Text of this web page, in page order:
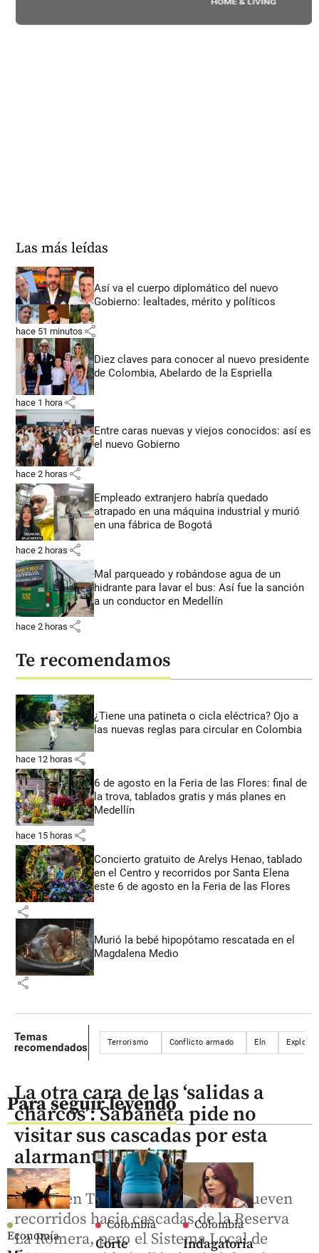
Las más leídas
Así va el cuerpo diplomático del nuevo
Gobierno: lealtades, mérito y políticos
hace 51 minutos share
Diez claves para conocer al nuevo presidente
de Colombia, Abelardo de la Espriella
hace 1 hora share
Entre caras nuevas y viejos conocidos: así es
el nuevo Gobierno
hace 2 horas share
Empleado extranjero habría quedado
atrapado en una máquina industrial y murió
en una fábrica de Bogotá
hace 2 horas share
Mal parqueado y robándose agua de un
hidrante para lavar el bus: Así fue la sanción
a un conductor en Medellín
hace 2 horas share
Te recomendamos
¿Tiene una patineta o cicla eléctrica? Ojo a
las nuevas reglas para circular en Colombia
hace 12 horas share
6 de agosto en la Feria de las Flores: final de
la trova, tablados gratis y más planes en
Medellín
hace 15 horas share
Concierto gratuito de Arelys Henao, tablado
en el Centro y recorridos por Santa Elena
este 6 de agosto en la Feria de las Flores
share
Murió la bebé hipopótamo rescatada en el
Magdalena Medio
share
Temas
recomendados
Terrorismo Conflicto armado Eln
Para seguir leyendo
Economía
Colombia
Corte
Colombia
Indagatoria
La otra cara de las ‘salidas a
charcos’: Sabaneta pide no
visitar sus cascadas por esta
alarmante razón
Videos en TikTok y YouTube promueven
recorridos hacia cascadas de la Reserva
La Romera, pero el Sistema Local de